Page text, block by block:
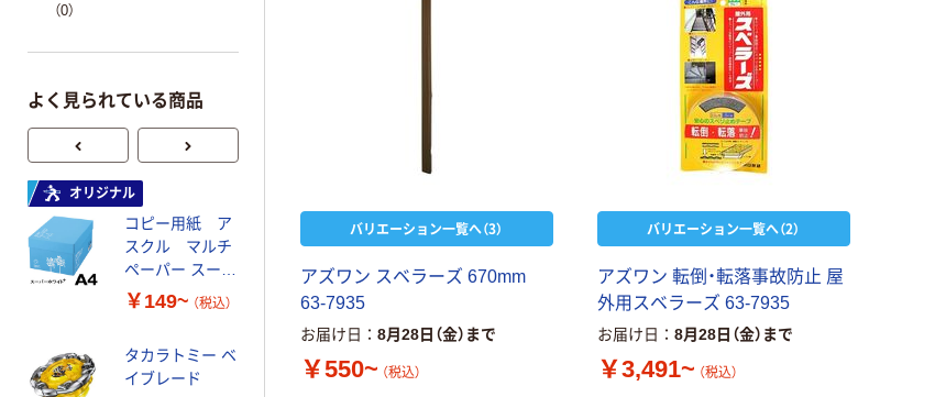
バリエーション一覧へ（3）
アズワン スベラーズ 670mm
63-7935
お届け日 8月28日（金）まで
￥550~ （税込）
バリエーション一覧へ（2）
アズワン 転倒・転落事故防止 屋
外用スベラーズ 63-7935
お届け日 8月28日（金）まで
￥3,491~ （税込）
（0）
よく見られている商品
オリジナル
コピー用紙 ア
スクル マルチ
ペーパー スーパ
ーホワイト+
￥149~ （税込）
タカラトミー ベ
イブレード
ゴミ袋 エコノミ
ータイプ 乳白半
透明 高密度タイ
プ 詰替用 バイ
オマス素材10％
配合
￥616~
オリジナル
トイレットペー
パー ダブル60
ｍ 再生紙
100% 6ロール
リサイクル100
芯あり FSC認
証
￥460~ （税込）
オリジナル
のチカラ」 養生
テープ